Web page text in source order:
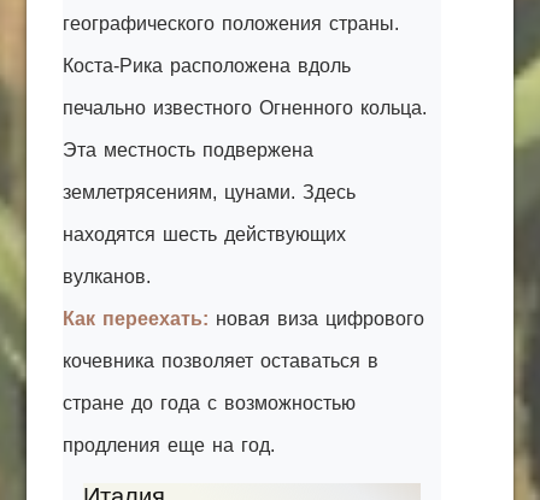
географического положения страны.
Коста-Рика расположена вдоль
печально известного Огненного кольца.
Эта местность подвержена
землетрясениям, цунами. Здесь
находятся шесть действующих
вулканов.
Как переехать: новая виза цифрового
кочевника позволяет оставаться в
стране до года с возможностью
продления еще на год.